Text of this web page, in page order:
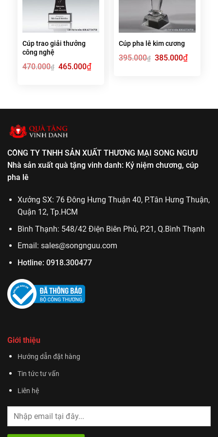
Cúp trao giải thưởng
công nghệ
470.000₫
Giá
gốc
465.000₫Giá
hiện
Cúp pha lê kim cương
395.000₫ Giá
gốc
385.000₫Giá
hiện
CÔNG TY TNHH SẢN XUẤT THƯƠNG MẠI SONG NGƯU
Nhà sản xuất quà tặng vinh danh: Kỷ niệm chương, cúp
pha lê
Xưởng SX: 76 Đông Hưng Thuận 40, P.Tân Hưng Thuận,
Quận 12, Tp.HCM
Bình Thạnh: 548/42 Điện Biên Phủ, P.21, Q.Bình Thạnh
Email: sales@songnguu.com
Hotline: 0918.300477
Giới thiệu
Hướng dẫn đặt hàng
Tin tức tư vấn
Liên hệ